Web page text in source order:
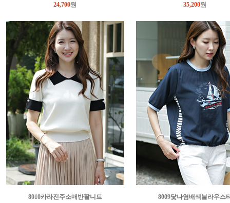
24,700원
35,200원
8010카라진주소매반팔니트
8009닻나염배색블라우스